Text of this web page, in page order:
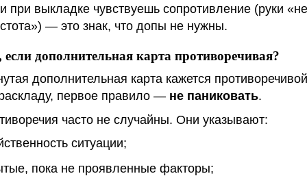
при выкладке чувствуешь сопротивление (руки
— это знак, что допы не нужны.
если дополнительная карта противоречивая?
дополнительная карта кажется
первое правило — не паниковать.
часто не случайны. Они указывают:
ситуации;
пока не проявленные факторы;